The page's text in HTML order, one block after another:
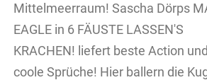
Mittelmeerraum! Sascha Dörps
EAGLE in 6 FÄUSTE LASSEN'S
KRACHEN! liefert beste Action und
coole Sprüche! Hier ballern die